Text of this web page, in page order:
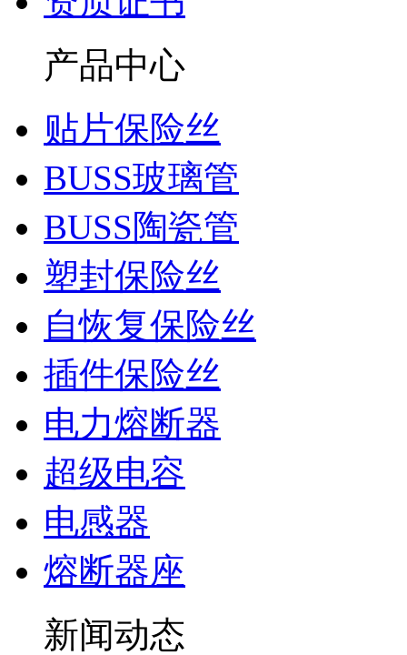
产品中心
贴片保险丝
BUSS玻璃管
BUSS陶瓷管
塑封保险丝
自恢复保险丝
插件保险丝
电力熔断器
超级电容
电感器
熔断器座
新闻动态